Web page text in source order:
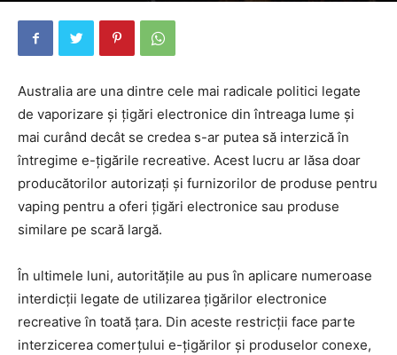
Australia are una dintre cele mai radicale politici legate
de vaporizare și țigări electronice din întreaga lume și
mai curând decât se credea s-ar putea să interzică în
întregime e-țigările recreative. Acest lucru ar lăsa doar
producătorilor autorizați și furnizorilor de produse pentru
vaping pentru a oferi țigări electronice sau produse
similare pe scară largă.
În ultimele luni, autoritățile au pus în aplicare numeroase
interdicții legate de utilizarea țigărilor electronice
recreative în toată țara. Din aceste restricții face parte
interzicerea comerțului e-țigărilor și produselor conexe,